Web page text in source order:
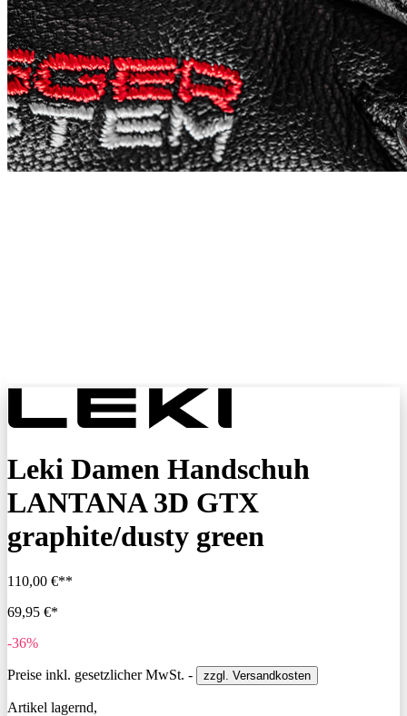
Leki Damen Handschuh
LANTANA 3D GTX
graphite/dusty green
110,00 €**
69,95 €*
-36%
Preise inkl. gesetzlicher MwSt. - zzgl. Versandkosten
Artikel lagernd,